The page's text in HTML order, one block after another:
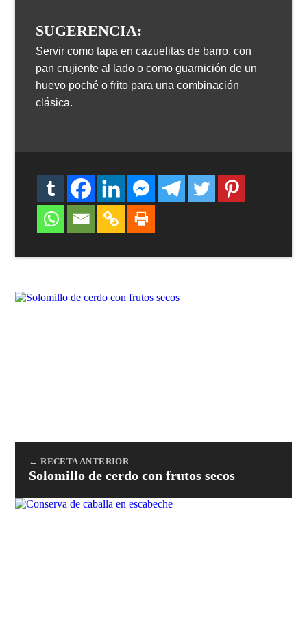
SUGERENCIA:
Servir como tapa en cazuelitas de barro, con
pan crujiente al lado o como guarnición de un
huevo poché o frito para una combinación
clásica.
← RECETA ANTERIOR
Solomillo de cerdo con frutos secos